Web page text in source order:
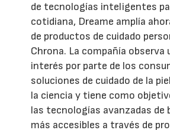
de tecnologías inteligentes
cotidiana, Dreame amplía
de productos de cuidado
Chrona. La compañía observa
interés por parte de los
soluciones de cuidado de la
la ciencia y tiene como
las tecnologías avanzadas de
más accesibles a través de